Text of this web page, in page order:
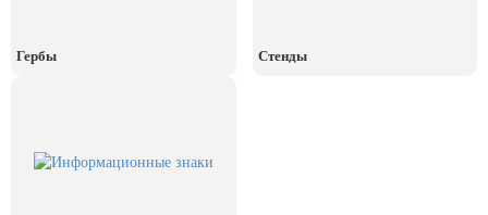
День ВМФ (последнее воскресенье
2 августа, День ВДВ
Гербы Стенды